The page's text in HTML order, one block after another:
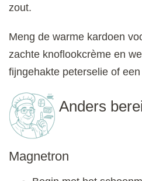
zout.
Meng de warme kardoen
zachte knoflookcrème en
fijngehakte peterselie of
Anders
Magnetron